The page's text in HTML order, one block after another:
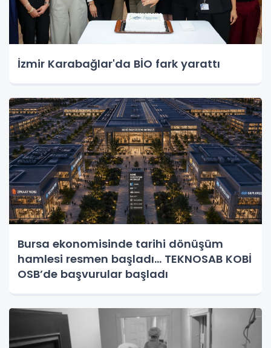
İzmir Karabağlar'da BİO fark yarattı
Bursa ekonomisinde tarihi dönüşüm
hamlesi resmen başladı... TEKNOSAB KOBİ
OSB’de başvurular başladı